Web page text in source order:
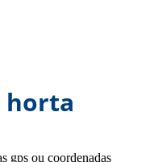
horta
gps ou coordenadas